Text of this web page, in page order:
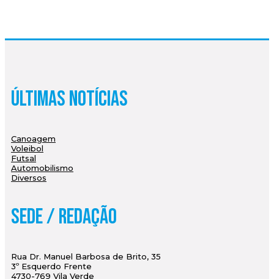
Últimas Notícias
Canoagem
Voleibol
Futsal
Automobilismo
Diversos
Sede / Redação
Rua Dr. Manuel Barbosa de Brito, 35
3º Esquerdo Frente
4730-769 Vila Verde